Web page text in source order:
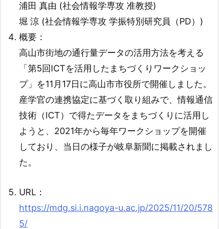
浦田 真由 (社会情報学専攻 准教授)
堀 涼 (社会情報学専攻 学振特別研究員（PD）)
概要：
高山市街地の通行量データの活用方法を考える
「第5回ICTを活用したまちづくりワークショッ
プ」を11月17日に高山市市役所で開催しました。
産学官の連携協定に基づく取り組みで、情報通信
技術（ICT）で得たデータをまちづくりに活用し
ようと、2021年から毎年ワークショップを開催
しており、当日の様子が岐阜新聞に掲載されまし
た。
URL：
https://mdg.si.i.nagoya-u.ac.jp/2025/11/20/578
5/